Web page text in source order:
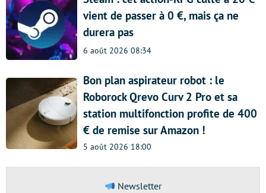
vient de passer à 0 €, mais ça ne
durera pas
6 août 2026 08:34
Bon plan aspirateur robot : le
Roborock Qrevo Curv 2 Pro et sa
station multifonction profite de 400
€ de remise sur Amazon !
5 août 2026 18:00
Newsletter